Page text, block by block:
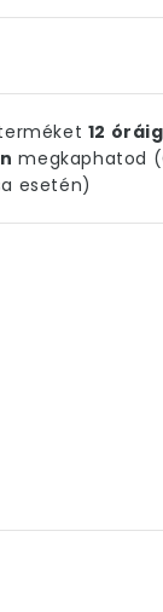
12
megkaphatod
esetén)